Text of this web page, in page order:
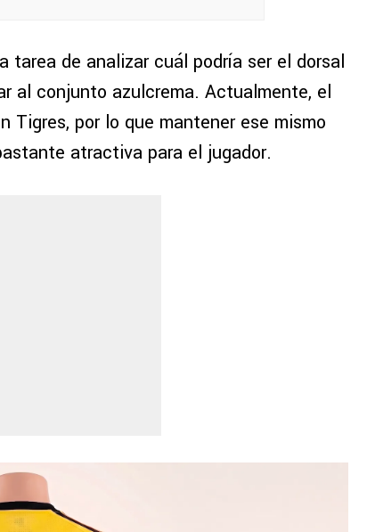
tarea de analizar cuál podría ser el dorsal
al conjunto azulcrema. Actualmente, el
Tigres, por lo que mantener ese mismo
atractiva para el jugador.